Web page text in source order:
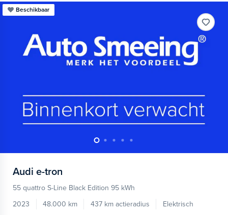
Beschikbaar
Audi e-tron
55 quattro S-Line Black Edition 95 kWh
2023
48.000 km 437 km actieradius
Elektrisch